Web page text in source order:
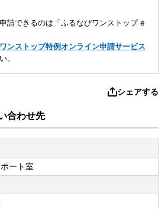
請できるのは「ふるなびワンストップ e
ワンストップ特例オンライン申請サービス
。
シェアする
合わせ先
ート室